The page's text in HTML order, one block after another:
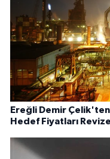
Ereğli Demir
Hedef Fiyatları